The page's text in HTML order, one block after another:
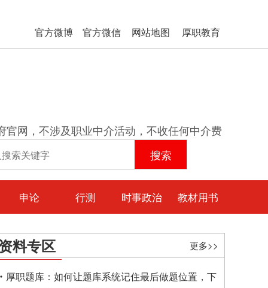
官方微博 官方微信 网站地图 厚职教育
官网，不涉及职业中介活动，不收任何中介费
申论 行测 时事政治 教材用书
料专区 更多>>
厚职题库：如何让题库系统记住最后做题位置，下